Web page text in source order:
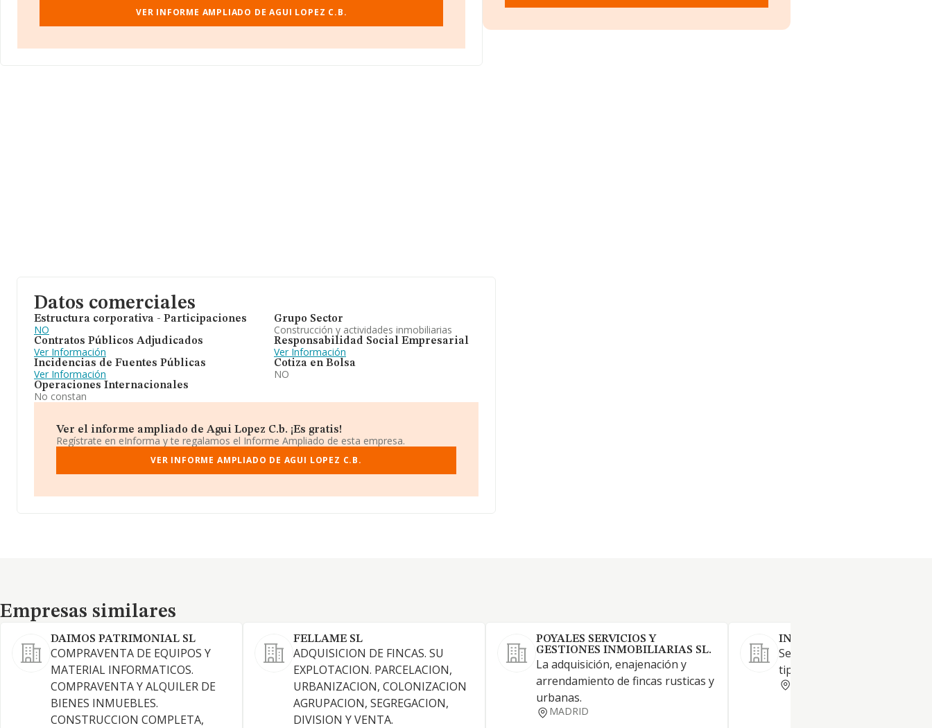
VER INFORME AMPLIADO DE AGUI LOPEZ C.B.
Datos comerciales
Estructura corporativa - Participaciones
NO
Contratos Públicos Adjudicados
Ver Información
Incidencias de Fuentes Públicas
Ver Información
Operaciones Internacionales
No constan
Grupo Sector
Construcción y actividades inmobiliarias
Responsabilidad Social Empresarial
Ver Información
Cotiza en Bolsa
NO
Ver el informe ampliado de Agui Lopez C.b. ¡Es gratis!
Regístrate en eInforma y te regalamos el Informe Ampliado de esta empresa.
VER INFORME AMPLIADO DE AGUI LOPEZ C.B.
Empresas similares
Empresas similares
DAIMOS PATRIMONIAL SL
COMPRAVENTA DE EQUIPOS Y
MATERIAL INFORMATICOS.
COMPRAVENTA Y ALQUILER DE
BIENES INMUEBLES.
CONSTRUCCION COMPLETA,
FELLAME SL
ADQUISICION DE FINCAS. SU
EXPLOTACION. PARCELACION,
URBANIZACION, COLONIZACION
AGRUPACION, SEGREGACION,
DIVISION Y VENTA.
POYALES SERVICIOS Y
GESTIONES INMOBILIARIAS SL.
La adquisición, enajenación y
arrendamiento de fincas rusticas y
urbanas.
MADRID
INURBI SL
Servicios inmobiliarios de
tipo.